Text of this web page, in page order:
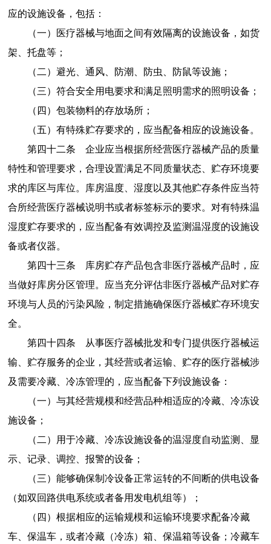
应的设施设备，包括：
（一）医疗器械与地面之间有效隔离的设施设备，如货
架、托盘等；
（二）避光、通风、防潮、防虫、防鼠等设施；
（三）符合安全用电要求和满足照明需求的照明设备；
（四）包装物料的存放场所；
（五）有特殊贮存要求的，应当配备相应的设施设备。
第四十二条 企业应当根据所经营医疗器械产品的质量
特性和管理要求，合理设置满足不同质量状态、贮存环境要
求的库区与库位。库房温度、湿度以及其他贮存条件应当符
合所经营医疗器械说明书或者标签标示的要求。对有特殊温
湿度贮存要求的，应当配备有效调控及监测温湿度的设施设
备或者仪器。
第四十三条
库房贮存产品包含非医疗器械产品时，应
当做好库房分区管理。应当充分评估非医疗器械产品对贮存
环境与人员的污染风险，制定措施确保医疗器械贮存环境安
全。
第四十四条
从事医疗器械批发和专门提供医疗器械运
输、贮存服务的企业，其经营或者运输、贮存的医疗器械涉
及需要冷藏、冷冻管理的，应当配备下列设施设备：
（一）与其经营规模和经营品种相适应的冷藏、冷冻设
施设备；
（二）用于冷藏、冷冻设施设备的温湿度自动监测、显
示、记录、调控、报警的设备；
（三）能够确保制冷设备正常运转的不间断的供电设备
（如双回路供电系统或者备用发电机组等）；
（四）根据相应的运输规模和运输环境要求配备冷藏
车、保温车，或者冷藏（冷冻）箱、保温箱等设备；冷藏车